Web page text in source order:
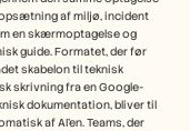
af miljø, incident
en skærmoptagelse og
guide. Formatet, der før
skabelon til teknisk
skrivning fra en Google-
dokumentation, bliver til
af AI'en. Teams, der